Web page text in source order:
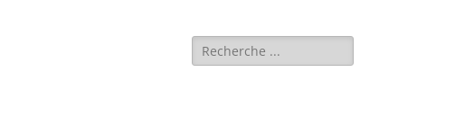
Rechercher :